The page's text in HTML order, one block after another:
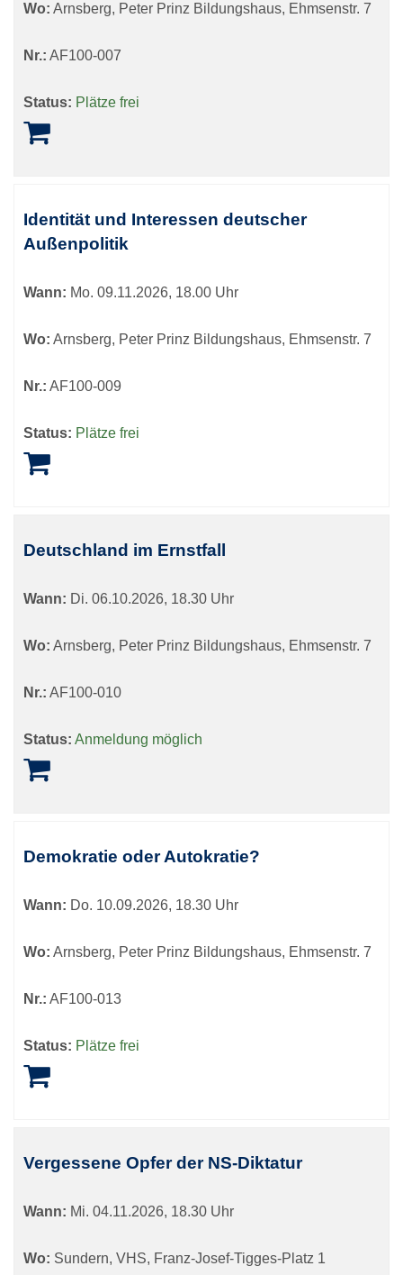
Wo: Arnsberg, Peter Prinz Bildungshaus, Ehmsenstr. 7
Nr.: AF100-007
Status: Plätze frei
Identität und Interessen deutscher
Außenpolitik
Wann: Mo. 09.11.2026, 18.00 Uhr
Wo: Arnsberg, Peter Prinz Bildungshaus, Ehmsenstr. 7
Nr.: AF100-009
Status: Plätze frei
Deutschland im Ernstfall
Wann: Di. 06.10.2026, 18.30 Uhr
Wo: Arnsberg, Peter Prinz Bildungshaus, Ehmsenstr. 7
Nr.: AF100-010
Status: Anmeldung möglich
Demokratie oder Autokratie?
Wann: Do. 10.09.2026, 18.30 Uhr
Wo: Arnsberg, Peter Prinz Bildungshaus, Ehmsenstr. 7
Nr.: AF100-013
Status: Plätze frei
Vergessene Opfer der NS-Diktatur
Wann: Mi. 04.11.2026, 18.30 Uhr
Wo: Sundern, VHS, Franz-Josef-Tigges-Platz 1